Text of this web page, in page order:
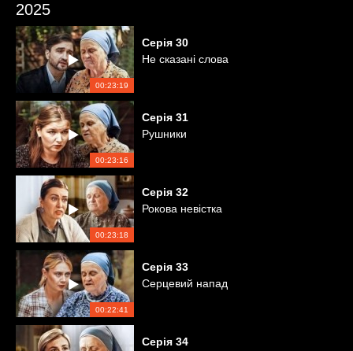
2025
00:23:19
Серія 30
Не сказані слова
00:23:16
Серія 31
Рушники
00:23:18
Серія 32
Рокова невістка
00:22:41
Серія 33
Серцевий напад
Серія 34